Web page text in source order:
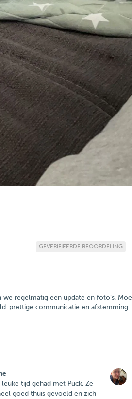
GEVERIFIEERDE BEOORDELING
regelmatig een update en foto’s. Moe
prettige communicatie en afstemming.
tijd gehad met Puck. Ze
goed thuis gevoeld en zich